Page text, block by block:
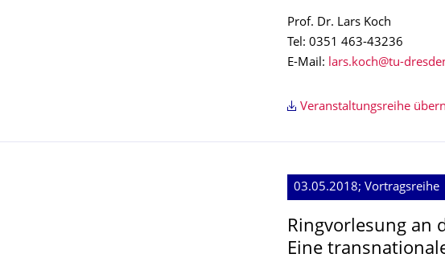
Prof. Dr. Lars Koch
Tel: 0351 463-43236
E-Mail:
Veranstaltungsreihe
03.05.2018; Vortragsreihe
Ringvorlesung an
Eine